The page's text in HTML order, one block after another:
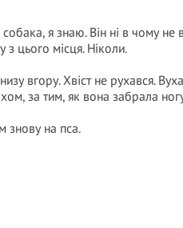
я знаю. Він ні в чому не
цього місця. Ніколи.
вгору. Хвіст не рухався.
за тим, як вона забрала
знову на пса.